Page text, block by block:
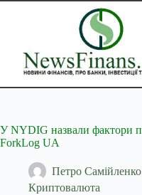
Перейти
У NYDIG назвали фактори
ForkLog UA
Петро Самійленко
Криптовалюта